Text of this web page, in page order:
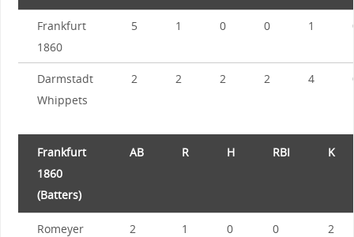
Frankfurt
1860
5 1 0 0 1
Darmstadt
Whippets
2 2 2 2 4
Frankfurt
1860
(Batters)
AB R H RBI K
Romeyer
2 1 0 0 2